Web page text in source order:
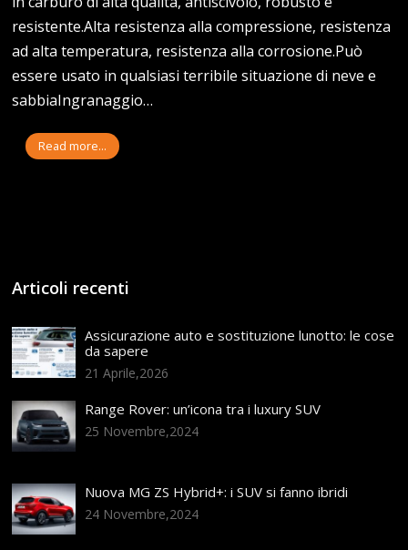
resistente.Alta resistenza alla compressione, resistenza
ad alta temperatura, resistenza alla corrosione.Può
essere usato in qualsiasi terribile situazione di neve e
sabbiaIngranaggio…
Read more...
Articoli recenti
Assicurazione auto e sostituzione lunotto: le cose
da sapere
21 Aprile,2026
Range Rover: un’icona tra i luxury SUV
25 Novembre,2024
Nuova MG ZS Hybrid+: i SUV si fanno ibridi
24 Novembre,2024